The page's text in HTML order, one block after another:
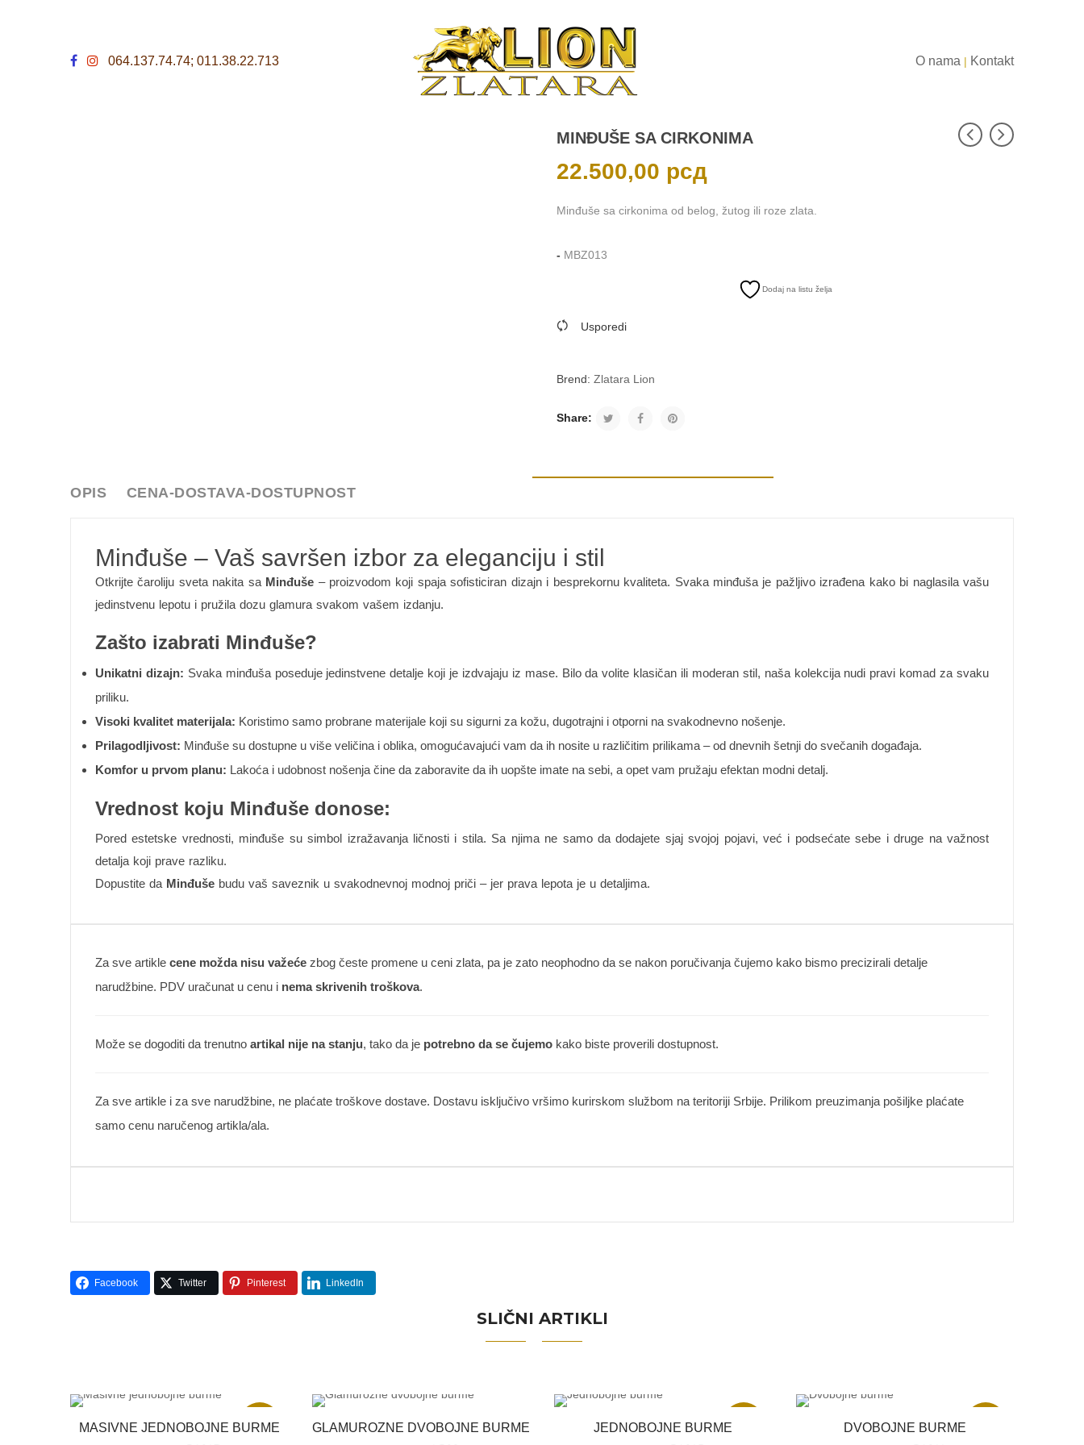
064.137.74.74; 011.38.22.713 O nama | Kontakt
MINĐUŠE SA CIRKONIMA
22.500,00 рсд
Minđuše sa cirkonima od belog, žutog ili roze zlata.
- MBZ013
Dodaj na listu želja
Usporedi
Brend:Zlatara Lion
Share:
OPIS CENA-DOSTAVA-DOSTUPNOST
Minđuše – Vaš savršen izbor za eleganciju i stil
Otkrijte čaroliju sveta nakita sa Minđuše – proizvodom koji spaja sofisticiran dizajn i besprekornu kvaliteta. Svaka minđuša je pažljivo izrađena kako bi naglasila vašu
jedinstvenu lepotu i pružila dozu glamura svakom vašem izdanju.
Zašto izabrati Minđuše?
Unikatni dizajn: Svaka minđuša poseduje jedinstvene detalje koji je izdvajaju iz mase. Bilo da volite klasičan ili moderan stil, naša kolekcija nudi pravi komad za svaku
priliku.
Visoki kvalitet materijala: Koristimo samo probrane materijale koji su sigurni za kožu, dugotrajni i otporni na svakodnevno nošenje.
Prilagodljivost: Minđuše su dostupne u više veličina i oblika, omogućavajući vam da ih nosite u različitim prilikama – od dnevnih šetnji do svečanih događaja.
Komfor u prvom planu: Lakoća i udobnost nošenja čine da zaboravite da ih uopšte imate na sebi, a opet vam pružaju efektan modni detalj.
Vrednost koju Minđuše donose:
Pored estetske vrednosti, minđuše su simbol izražavanja ličnosti i stila. Sa njima ne samo da dodajete sjaj svojoj pojavi, već i podsećate sebe i druge na važnost
detalja koji prave razliku.
Dopustite da Minđuše budu vaš saveznik u svakodnevnoj modnoj priči – jer prava lepota je u detaljima.
Za sve artikle cene možda nisu važeće zbog česte promene u ceni zlata, pa je zato neophodno da se nakon poručivanja čujemo kako bismo precizirali detalje
narudžbine. PDV uračunat u cenu i nema skrivenih troškova.
Može se dogoditi da trenutno artikal nije na stanju, tako da je potrebno da se čujemo kako biste proverili dostupnost.
Za sve artikle i za sve narudžbine, ne plaćate troškove dostave. Dostavu isključivo vršimo kurirskom službom na teritoriji Srbije. Prilikom preuzimanja pošiljke plaćate
samo cenu naručenog artikla/ala.
Facebook Twitter Pinterest LinkedIn
SLIČNI ARTIKLI
Akcija
MASIVNE JEDNOBOJNE BURME GLAMUROZNE DVOBOJNE BURME Akcija
JEDNOBOJNE BURME DVOBOJNE BURME